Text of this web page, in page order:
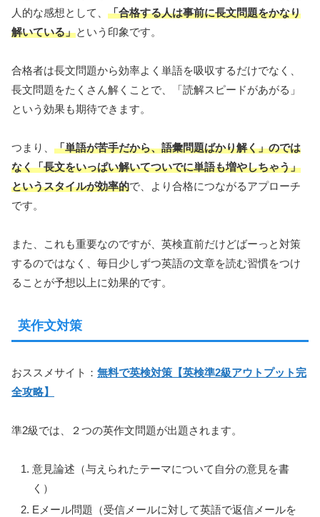
人的な感想として、 「合格する人は事前に長文問題をかなり
解いている」という印象です。
合格者は長文問題から効率よく単語を吸収するだけでなく、
長文問題をたくさん解くことで、「読解スピードがあがる」
という効果も期待できます。
つまり、 「単語が苦手だから、語彙問題ばかり解く」のでは
なく「長文をいっぱい解いてついでに単語も増やしちゃう」
というスタイルが効率的で、より合格につながるアプローチ
です。
また、これも重要なのですが、英検直前だけどばーっと対策
するのではなく、毎日少しずつ英語の文章を読む習慣をつけ
ることが予想以上に効果的です。
英作文対策
おススメサイト： 無料で英検対策【英検準2級アウトプット完
全攻略】
準2級では、２つの英作文問題が出題されます。
意見論述（与えられたテーマについて自分の意見を書
く）
Eメール問題（受信メールに対して英語で返信メールを